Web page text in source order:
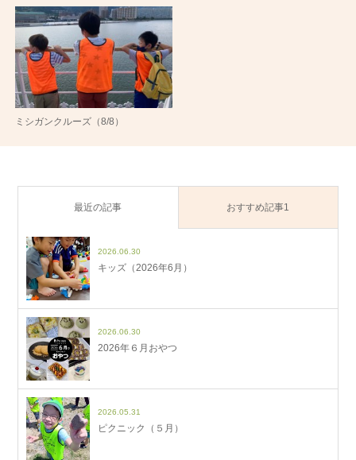
ミシガンクルーズ（8/8）
最近の記事 おすすめ記事1
2026.06.30
キッズ（2026年6月）
2026.06.30
2026年６月おやつ
2026.05.31
ピクニック（５月）